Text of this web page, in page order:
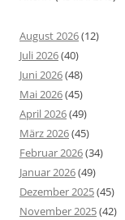
August 2026(12)
Juli 2026(40)
Juni 2026(48)
Mai 2026(45)
April 2026(49)
März 2026(45)
Februar 2026(34)
Januar 2026(49)
Dezember 2025(45)
November 2025(42)